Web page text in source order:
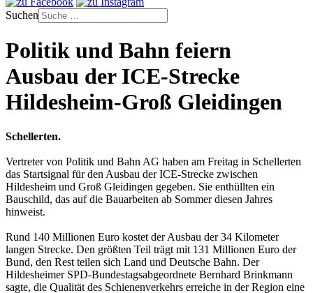
Suchen
Politik und Bahn feiern
Ausbau der ICE-Strecke
Hildesheim-Groß Gleidingen
Schellerten.
Vertreter von Politik und Bahn AG haben am Freitag in Schellerten
das Startsignal für den Ausbau der ICE-Strecke zwischen
Hildesheim und Groß Gleidingen gegeben. Sie enthüllten ein
Bauschild, das auf die Bauarbeiten ab Sommer diesen Jahres
hinweist.
Rund 140 Millionen Euro kostet der Ausbau der 34 Kilometer
langen Strecke. Den größten Teil trägt mit 131 Millionen Euro der
Bund, den Rest teilen sich Land und Deutsche Bahn. Der
Hildesheimer SPD-Bundestagsabgeordnete Bernhard Brinkmann
sagte, die Qualität des Schienenverkehrs erreiche in der Region eine